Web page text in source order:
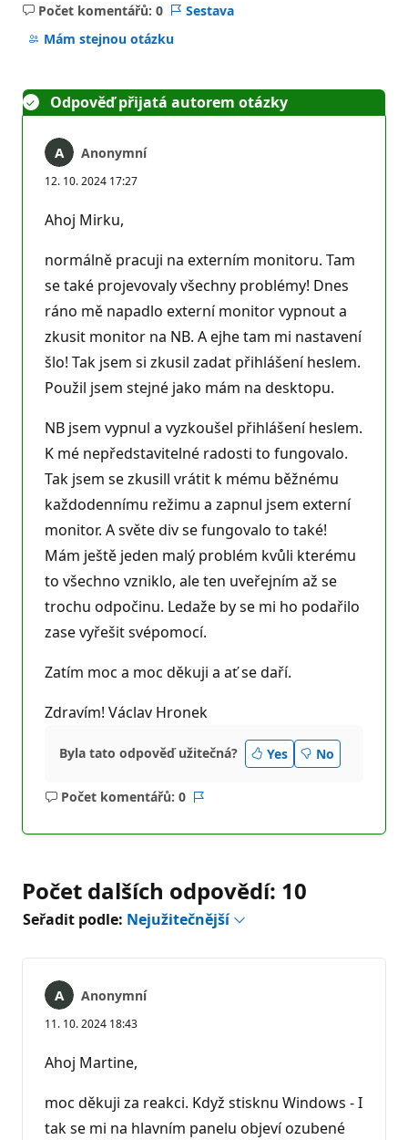
Počet komentářů: 0
Žádné
komentáře
Sestava
Mám stejnou otázku
Odpověď přijatá autorem otázky
Anonymní
12. 10. 2024 17:27
Ahoj Mirku,
normálně pracuji na externím monitoru. Tam
se také projevovaly všechny problémy! Dnes
ráno mě napadlo externí monitor vypnout a
zkusit monitor na NB. A ejhe tam mi nastavení
šlo! Tak jsem si zkusil zadat přihlášení heslem.
Použil jsem stejné jako mám na desktopu.
NB jsem vypnul a vyzkoušel přihlášení heslem.
K mé nepředstavitelné radosti to fungovalo.
Tak jsem se zkusill vrátit k mému běžnému
každodennímu režimu a zapnul jsem externí
monitor. A světe div se fungovalo to také!
Mám ještě jeden malý problém kvůli kterému
to všechno vzniklo, ale ten uveřejním až se
trochu odpočinu. Ledaže by se mi ho podařilo
zase vyřešit svépomocí.
Zatím moc a moc děkuji a ať se daří.
Zdravím! Václav Hronek
Byla tato odpověď užitečná? Yes No
Počet komentářů: 0
Žádné
Počet dalších odpovědí: 10
Seřadit podle: Nejužitečnější
Anonymní
11. 10. 2024 18:43
Ahoj Martine,
moc děkuji za reakci. Když stisknu Windows - I
tak se mi na hlavním panelu objeví ozubené